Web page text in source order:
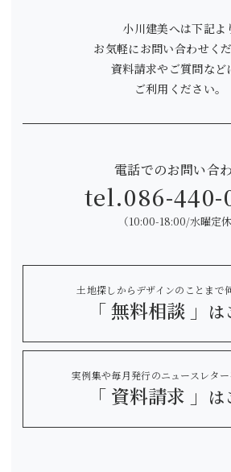
小川建美へは下記よ
お気軽にお問い合わせくだ
資料請求やご質問など
ご利用ください。
電話でのお問い合
tel.086-440-
（10:00-18:00/水曜定休
土地探しからデザインのことまで
「 無料相談 」 は
実例集や毎月発行のニュースレタ
「 資料請求 」 は